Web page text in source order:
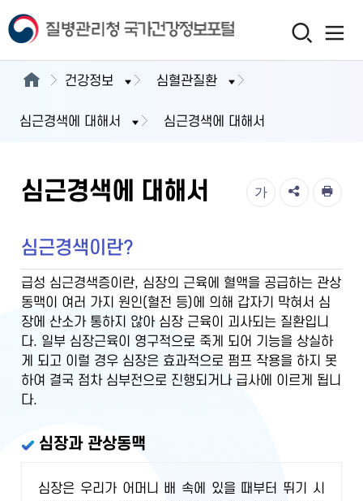
건강정보 심혈관질환
심근경색에 대해서 심근경색에 대해서
심근경색에 대해서 가
심근경색이란?
급성 심근경색증이란, 심장의 근육에 혈액을 공급하는 관상
동맥이 여러 가지 원인(혈전 등)에 의해 갑자기 막혀서 심
장에 산소가 통하지 않아 심장 근육이 괴사되는 질환입니
다. 일부 심장근육이 영구적으로 죽게 되어 기능을 상실하
게 되고 이럴 경우 심장은 효과적으로 펌프 작용을 하지 못
하여 결국 점차 심부전으로 진행되거나 급사에 이르게 됩니
다.
심장과 관상동맥
심장은 우리가 어머니 배 속에 있을 때부터 뛰기 시